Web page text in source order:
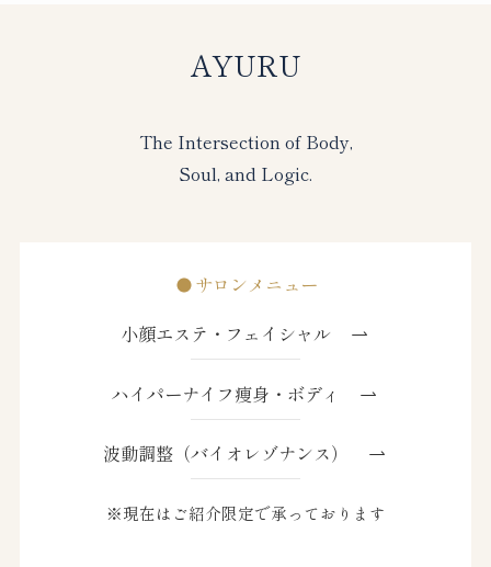
AYURU
The Intersection of Body,
Soul, and Logic.
サロンメニュー
小顔エステ・フェイシャル
ハイパーナイフ痩身・ボディ
波動調整（バイオレゾナンス）
※現在はご紹介限定で承っております